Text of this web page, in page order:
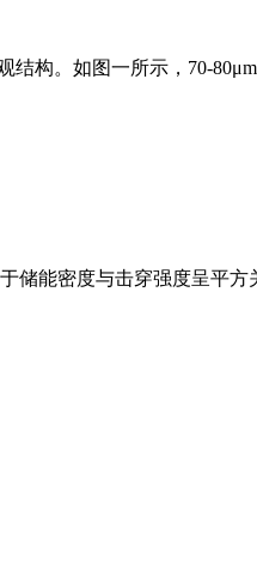
构。如图一所示，70-
储能密度与击穿强度呈平